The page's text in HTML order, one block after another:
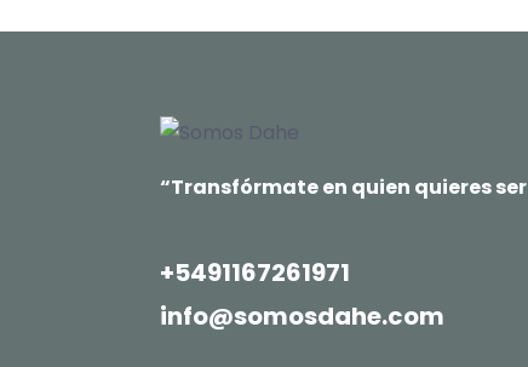
“Transfórmate en quien quieres ser
+5491167261971
info@somosdahe.com